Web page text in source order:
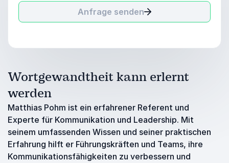
Anfrage senden
Wortgewandtheit kann erlernt
werden
Matthias Pohm ist ein erfahrener Referent und
Experte für Kommunikation und Leadership. Mit
seinem umfassenden Wissen und seiner praktischen
Erfahrung hilft er Führungskräften und Teams, ihre
Kommunikationsfähigkeiten zu verbessern und